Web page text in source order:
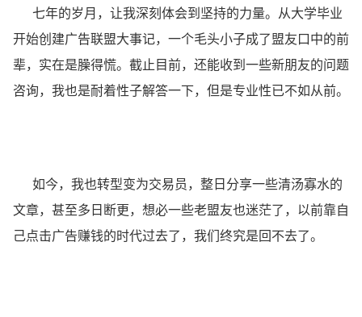
七年的岁月，让我深刻体会到坚持的力量。从大学毕业
开始创建广告联盟大事记，一个毛头小子成了盟友口中的前
辈，实在是臊得慌。截止目前，还能收到一些新朋友的问题
咨询，我也是耐着性子解答一下，但是专业性已不如从前。
如今，我也转型变为交易员，整日分享一些清汤寡水的
文章，甚至多日断更，想必一些老盟友也迷茫了，以前靠自
己点击广告赚钱的时代过去了，我们终究是回不去了。